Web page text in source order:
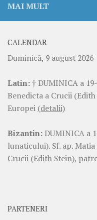
MAI MULT
CALENDAR
Duminică, 9 august 2026
Latin:† DUMINICA a
Benedicta a Crucii
Europei (detalii)
Bizantin: DUMINICA a
lunaticului). Sf. ap.
Crucii (Edith Stein),
PARTENERI